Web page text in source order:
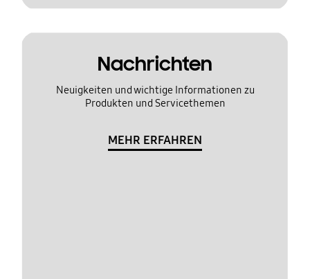
Nachrichten
Neuigkeiten und wichtige Informationen zu
Produkten und Servicethemen
MEHR ERFAHREN